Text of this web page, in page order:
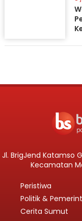
Jl. BrigJend Katamso
Kecamatan
Peristiwa
Politik &
Cerita Sumut